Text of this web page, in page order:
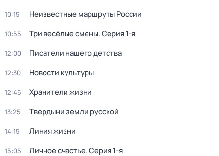
10:15 Неизвестные маршруты России
10:55 Три весёлые смены. Серия 1-я
12:00 Писатели нашего детства
12:30 Новости культуры
12:45 Хранители жизни
13:25 Твердыни земли русской
14:15 Линия жизни
15:05 Личное счастье. Серия 1-я